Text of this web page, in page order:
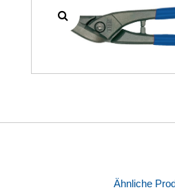
Ähnliche